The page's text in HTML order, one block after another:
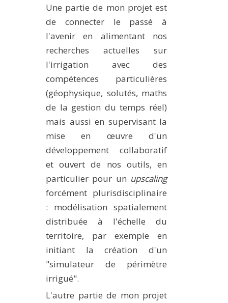
Une partie de mon projet est
de connecter le passé à
l'avenir en alimentant nos
recherches actuelles sur
l'irrigation avec des
compétences particulières
(géophysique, solutés, maths
de la gestion du temps réel)
mais aussi en supervisant la
mise en œuvre d'un
développement collaboratif
et ouvert de nos outils, en
particulier pour un upscaling
forcément plurisdisciplinaire
: modélisation spatialement
distribuée à l'échelle du
territoire, par exemple en
initiant la création d'un
"simulateur de périmètre
irrigué".
L'autre partie de mon projet